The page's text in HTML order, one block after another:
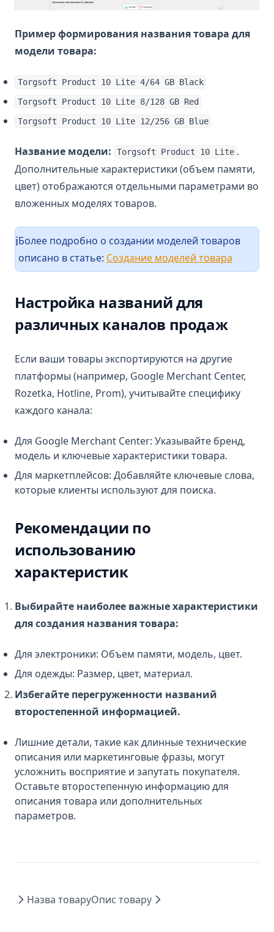
Пример формирования названия товара для
модели товара:
Torgsoft Product 10 Lite 4/64 GB Black
Torgsoft Product 10 Lite 8/128 GB Red
Torgsoft Product 10 Lite 12/256 GB Blue
Название модели: Torgsoft Product 10 Lite .
Дополнительные характеристики (объем памяти,
цвет) отображаются отдельными параметрами во
вложенных моделях товаров.
ℹ️Более подробно о создании моделей товаров
описано в статье: Создание моделей товара
Настройка названий для
различных каналов продаж
Если ваши товары экспортируются на другие
платформы (например, Google Merchant Center,
Rozetka, Hotline, Prom), учитывайте специфику
каждого канала:
Для Google Merchant Center: Указывайте бренд,
модель и ключевые характеристики товара.
Для маркетплейсов: Добавляйте ключевые слова,
которые клиенты используют для поиска.
Рекомендации по
использованию
характеристик
Выбирайте наиболее важные характеристики
для создания названия товара:
Для электроники: Объем памяти, модель, цвет.
Для одежды: Размер, цвет, материал.
Избегайте перегруженности названий
второстепенной информацией.
Лишние детали, такие как длинные технические
описания или маркетинговые фразы, могут
усложнить восприятие и запутать покупателя.
Оставьте второстепенную информацию для
описания товара или дополнительных
параметров.
Назва товаруОпис товару